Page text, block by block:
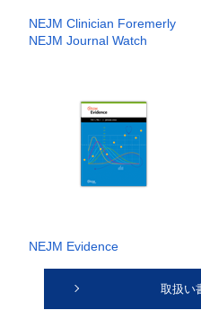
NEJM Clinician Foremerly
NEJM Journal Watch
NEJM Evidence
取扱い